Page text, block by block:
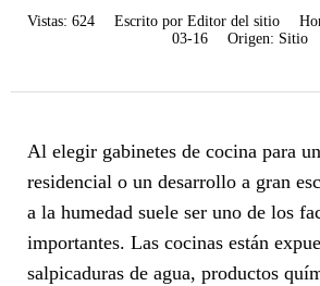
Vistas: 624 Escrito por Editor del sitio
03-16
Origen: Sitio
Al elegir gabinetes de cocina para
residencial o un desarrollo a gran
a la humedad suele ser uno de los
importantes. Las cocinas están
salpicaduras de agua, productos